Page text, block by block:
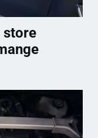
store